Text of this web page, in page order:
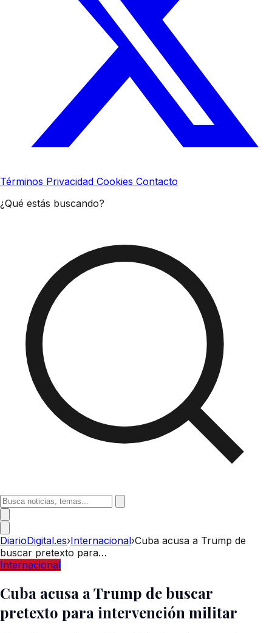
Términos Privacidad Cookies Contacto
¿Qué estás buscando?
DiarioDigital.es›Internacional›Cuba acusa a Trump de
buscar pretexto para…
Internacional
Cuba acusa a Trump de buscar
pretexto para intervención militar